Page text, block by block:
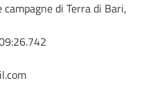
di Terra di Bari,